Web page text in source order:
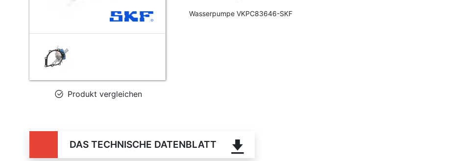
Produkt vergleichen
Wasserpumpe VKPC83646-SKF
DAS TECHNISCHE DATENBLATT